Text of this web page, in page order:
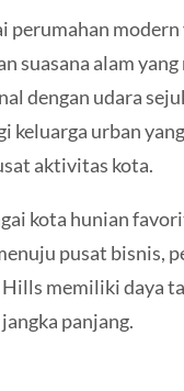
perumahan
suasana alam
dengan udara
keluarga urban
aktivitas kota.
kota hunian
pusat bisnis,
memiliki daya
panjang.